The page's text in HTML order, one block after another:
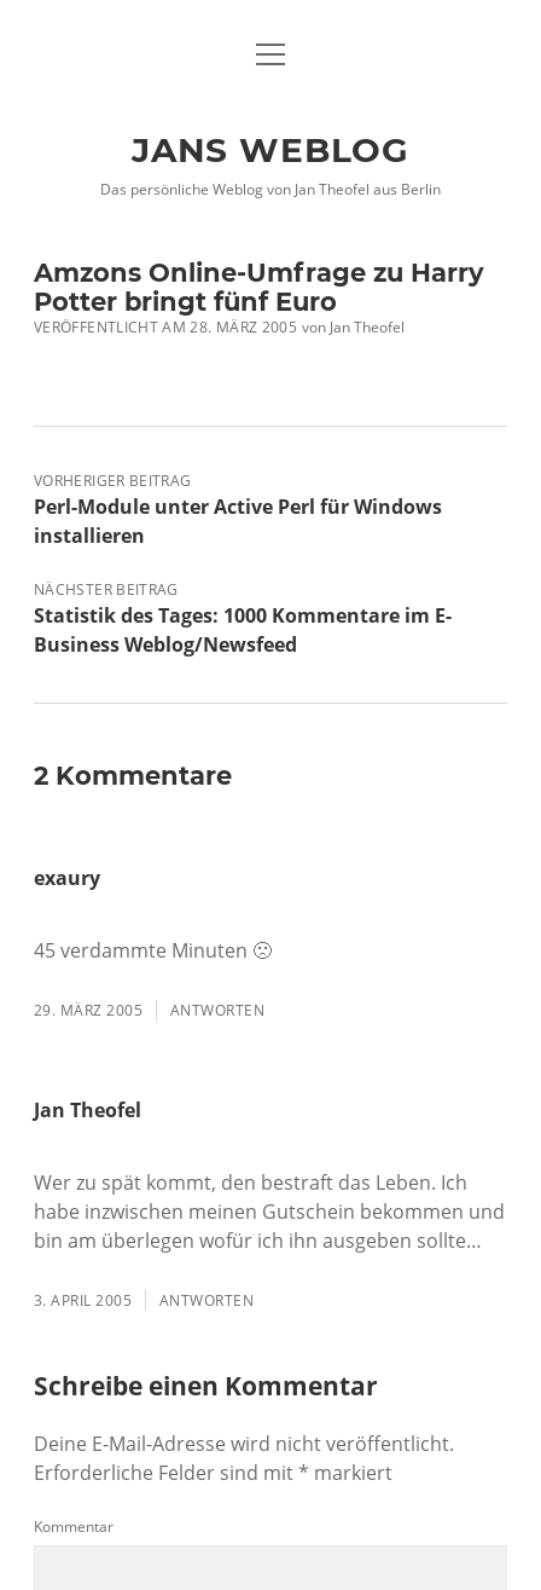
DATENSCHUTZHINWEISE
twitterfacebook
xing
Menü
JANS WEBLOG
Das persönliche Weblog von Jan Theofel aus Berlin
Amzons Online-Umfrage zu Harry
Potter bringt fünf Euro
VERÖFFENTLICHT AM 28. MÄRZ 2005 vonJan Theofel
VORHERIGER BEITRAG
Perl-Module unter Active Perl für Windows
installieren
NÄCHSTER BEITRAG
Statistik des Tages: 1000 Kommentare im E-
Business Weblog/Newsfeed
2 Kommentare
exaury
45 verdammte Minuten 🙁
29. MÄRZ 2005 ANTWORTEN
Jan Theofel
Wer zu spät kommt, den bestraft das Leben. Ich
habe inzwischen meinen Gutschein bekommen und
bin am überlegen wofür ich ihn ausgeben sollte…
3. APRIL 2005 ANTWORTEN
Schreibe einen Kommentar
Deine E-Mail-Adresse wird nicht veröffentlicht.
Erforderliche Felder sind mit* markiert
Kommentar